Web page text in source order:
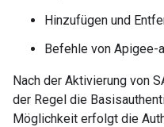
Hinzufügen und
Befehle von Apigee-
Nach der Aktivierung von
der Regel die
Möglichkeit erfolgt die